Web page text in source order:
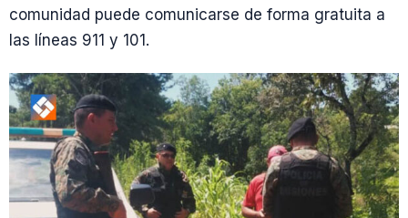
comunidad puede comunicarse de forma gratuita a
las líneas 911 y 101.